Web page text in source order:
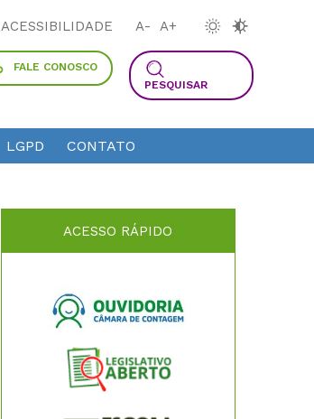
ACESSIBILIDADE A- A+
FALE CONOSCO
PESQUISAR
LGPD CONTATO
ACESSO RÁPIDO